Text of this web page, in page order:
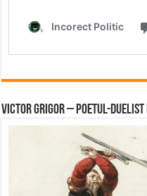
Victor Grigor – Poetul-